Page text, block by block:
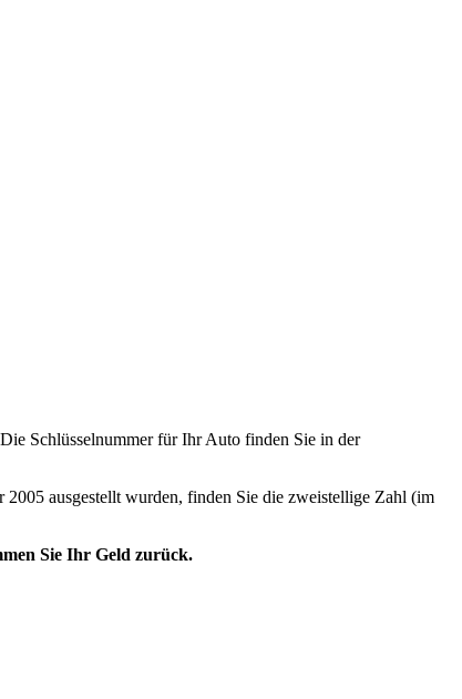
Schlüsselnummer für Ihr Auto finden Sie in der
ausgestellt wurden, finden Sie die zweistellige Zahl (im
Sie Ihr Geld zurück.